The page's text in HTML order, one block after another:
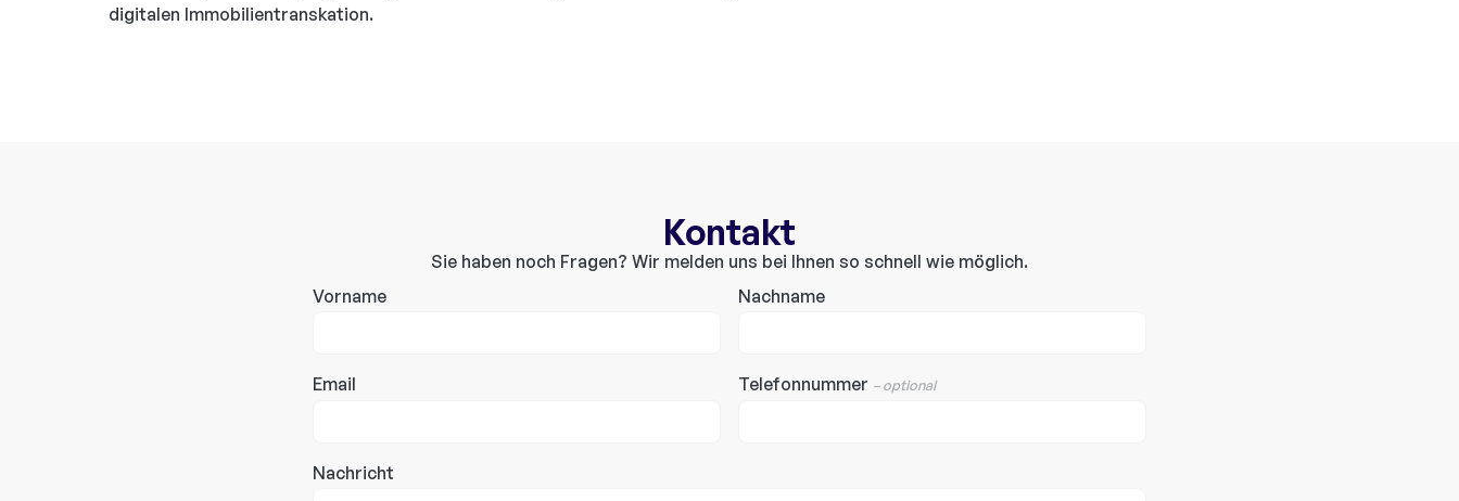
digitalen Immobilientranskation.
Kontakt
Sie haben noch Fragen? Wir melden uns bei Ihnen so schnell wie möglich.
Vorname
Nachname
Email Telefonnummer – optional
Nachricht